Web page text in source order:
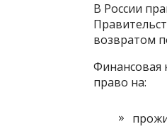
В России
возвратом
Финансовая
право на: